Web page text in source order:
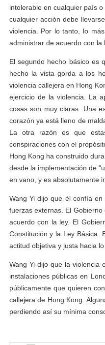
intolerable en cualquier país
cualquier acción debe
violencia. Por lo tanto, lo
administrar de acuerdo con la
El segundo hecho básico es
hecho la vista gorda a los
violencia callejera en Hong
ejercicio de la violencia. La
cosas son muy claras. Una
corazón ya está lleno de
La otra razón es que
conspiraciones con el
Hong Kong ha construido
desde la implementación de
en vano, y es absolutamente
Wang Yi dijo que él confía
fuerzas externas. El
acuerdo con la ley. El
Constitución y la Ley Básica.
actitud objetiva y justa hacia
Wang Yi dijo que la violencia
instalaciones públicas en
públicamente que quieren
callejera de Hong Kong.
perdiendo así su mínima